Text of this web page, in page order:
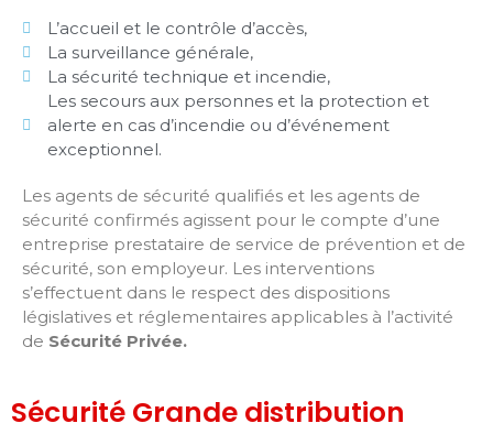
L’accueil et le contrôle d’accès,
La surveillance générale,
La sécurité technique et incendie,
Les secours aux personnes et la protection et
alerte en cas d’incendie ou d’événement
exceptionnel.
Les agents de sécurité qualifiés et les agents de
sécurité confirmés agissent pour le compte d’une
entreprise prestataire de service de prévention et de
sécurité, son employeur. Les interventions
s’effectuent dans le respect des dispositions
législatives et réglementaires applicables à l’activité
de Sécurité Privée.
Sécurité Grande distribution